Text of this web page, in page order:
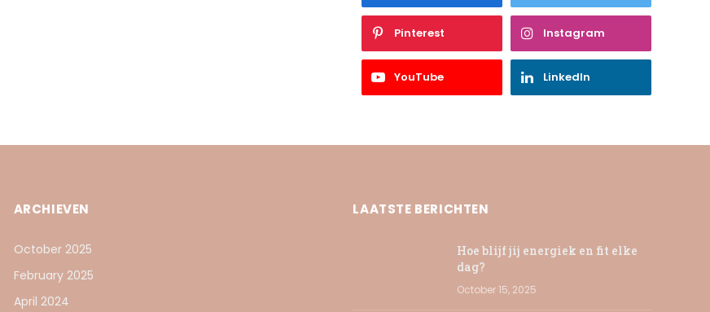
Pinterest Instagram
YouTube LinkedIn
ARCHIEVEN
October 2025
February 2025
April 2024
LAATSTE BERICHTEN
Hoe blijf jij energiek en fit elke
dag?
October 15, 2025